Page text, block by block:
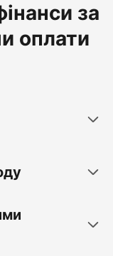
за
оплати